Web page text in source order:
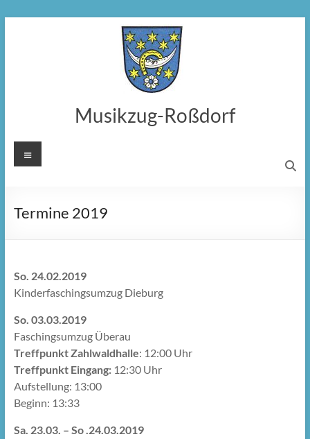
Musikzug-Roßdorf
Menü
Termine 2019
So. 24.02.2019
Kinderfaschingsumzug Dieburg
So. 03.03.2019
Faschingsumzug Überau
Treffpunkt Zahlwaldhalle: 12:00 Uhr
Treffpunkt Eingang:12:30 Uhr
Aufstellung: 13:00
Beginn: 13:33
Sa. 23.03. – So .24.03.2019